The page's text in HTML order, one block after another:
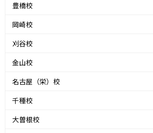
豊橋校
岡崎校
刈谷校
金山校
名古屋（栄）校
千種校
大曽根校